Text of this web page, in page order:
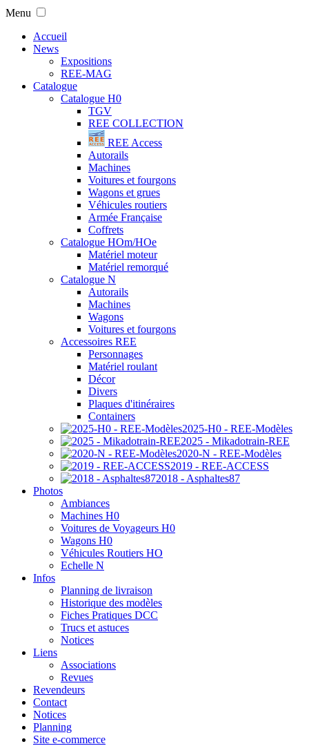
Menu
Accueil
News
Expositions
REE-MAG
Catalogue
Catalogue H0
TGV
REE COLLECTION
REE Access
Autorails
Machines
Voitures et fourgons
Wagons et grues
Véhicules routiers
Armée Française
Coffrets
Catalogue HOm/HOe
Matériel moteur
Matériel remorqué
Catalogue N
Autorails
Machines
Wagons
Voitures et fourgons
Accessoires REE
Personnages
Matériel roulant
Décor
Divers
Plaques d'itinéraires
Containers
2025-H0 - REE-Modèles
2025 - Mikadotrain-REE
2020-N - REE-Modèles
2019 - REE-ACCESS
2018 - Asphaltes87
Photos
Ambiances
Machines H0
Voitures de Voyageurs H0
Wagons H0
Véhicules Routiers HO
Echelle N
Infos
Planning de livraison
Historique des modèles
Fiches Pratiques DCC
Trucs et astuces
Notices
Liens
Associations
Revues
Revendeurs
Contact
Notices
Planning
Site e-commerce